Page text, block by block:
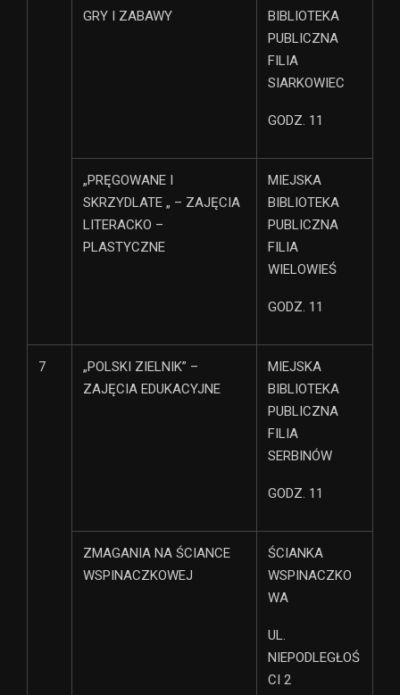
GRY I ZABAWY
BIBLIOTEKA
PUBLICZNA
FILIA
SIARKOWIEC
GODZ. 11
„PRĘGOWANE I
SKRZYDLATE „ – ZAJĘCIA
LITERACKO –
PLASTYCZNE
MIEJSKA
BIBLIOTEKA
PUBLICZNA
FILIA
WIELOWIEŚ
GODZ. 11
7
„POLSKI ZIELNIK” –
ZAJĘCIA EDUKACYJNE
MIEJSKA
BIBLIOTEKA
PUBLICZNA
FILIA
SERBINÓW
GODZ. 11
ZMAGANIA NA ŚCIANCE
WSPINACZKOWEJ
ŚCIANKA
WSPINACZKO
WA
UL.
NIEPODLEGŁOŚ
CI 2